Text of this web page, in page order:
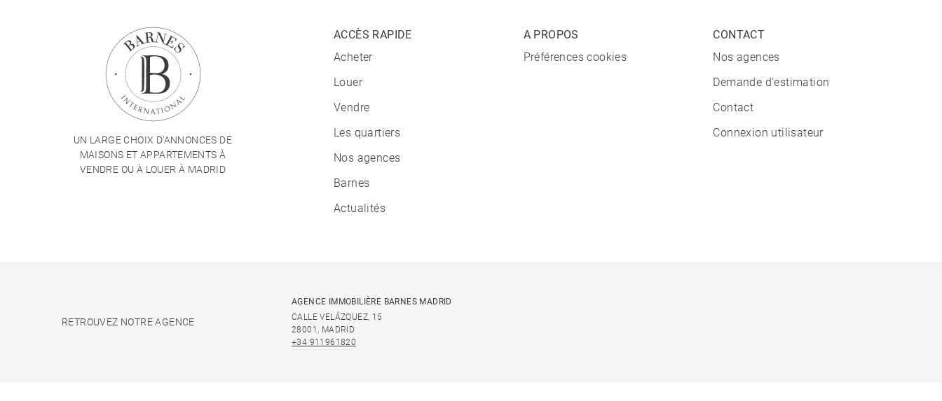
UN LARGE CHOIX D'ANNONCES DE
MAISONS ET APPARTEMENTS À
VENDRE OU À LOUER À MADRID
ACCÈS RAPIDE
Acheter
Louer
Vendre
Les quartiers
Nos agences
Barnes
Actualités
A PROPOS
Préférences cookies
CONTACT
Nos agences
Demande d'estimation
Contact
Connexion utilisateur
RETROUVEZ NOTRE AGENCE
AGENCE IMMOBILIÈRE BARNES MADRID
CALLE VELÁZQUEZ, 15
28001, MADRID
+34 911961820